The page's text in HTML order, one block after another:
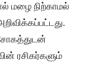
மழை நிற்காமல்
ரசிகர்களும்